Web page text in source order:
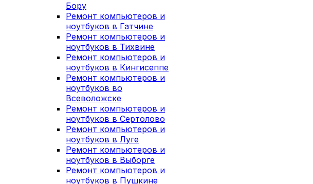
Бору
Ремонт компьютеров и
ноутбуков в Гатчине
Ремонт компьютеров и
ноутбуков в Тихвине
Ремонт компьютеров и
ноутбуков в Кингисеппе
Ремонт компьютеров и
ноутбуков во
Всеволожске
Ремонт компьютеров и
ноутбуков в Сертолово
Ремонт компьютеров и
ноутбуков в Луге
Ремонт компьютеров и
ноутбуков в Выборге
Ремонт компьютеров и
ноутбуков в Пушкине